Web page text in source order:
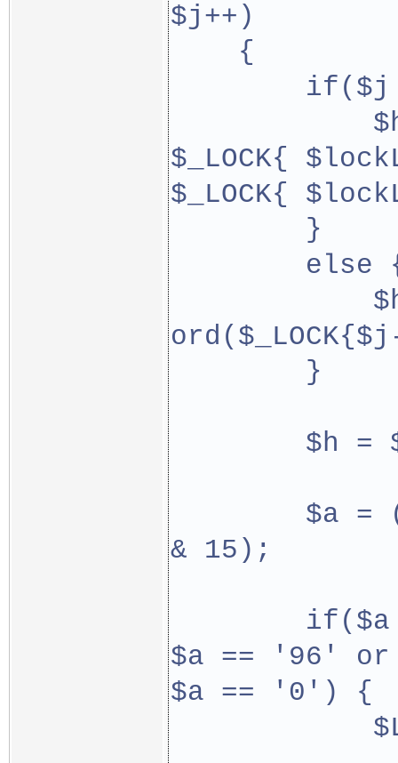
$j++)
{
if($j
$h =
$_LOCK{
$_LOCK{
}
else
$h =
}
$h = $h
$a =
& 15);
if($a ==
$a == '96'
$a == '0') {